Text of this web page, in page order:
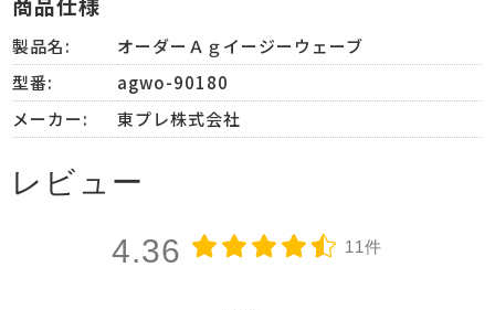
製品名:
オーダーＡｇイージーウェーブ
型番:
agwo-90180
メーカー:
東プレ株式会社
レビュー
4.36 11件